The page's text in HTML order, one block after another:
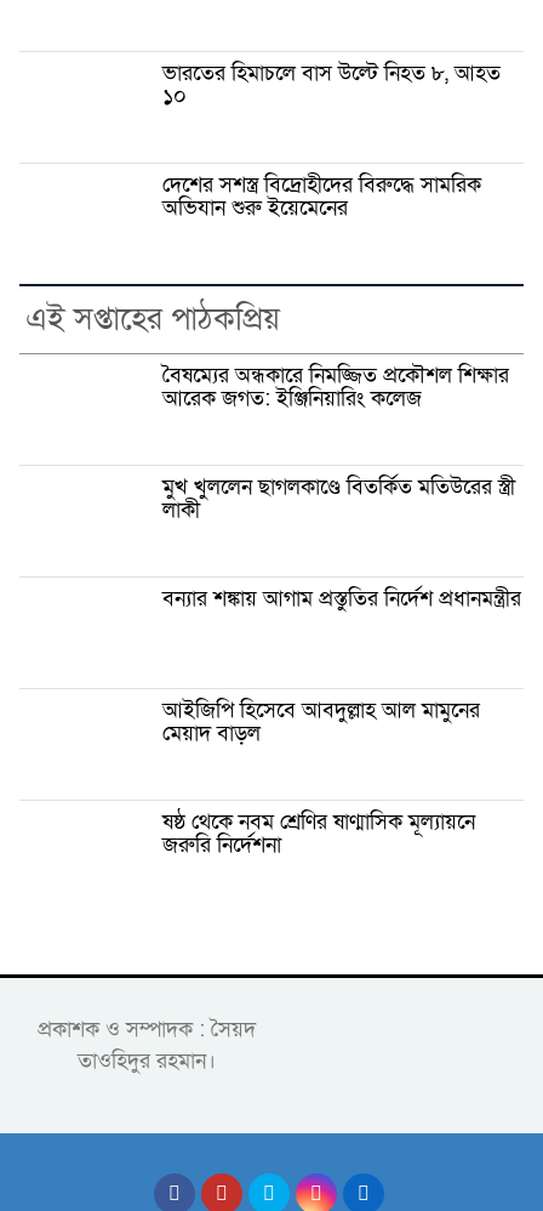
ভারতের হিমাচলে বাস উল্টে নিহত ৮, আহত
১০
দেশের সশস্ত্র বিদ্রোহীদের বিরুদ্ধে সামরিক
অভিযান শুরু ইয়েমেনের
এই সপ্তাহের পাঠকপ্রিয়
বৈষম্যের অন্ধকারে নিমজ্জিত প্রকৌশল শিক্ষার
আরেক জগত: ইঞ্জিনিয়ারিং কলেজ
মুখ খুললেন ছাগলকাণ্ডে বিতর্কিত মতিউরের স্ত্রী
লাকী
বন্যার শঙ্কায় আগাম প্রস্তুতির নির্দেশ প্রধানমন্ত্রীর
আইজিপি হিসেবে আবদুল্লাহ আল মামুনের
মেয়াদ বাড়ল
ষষ্ঠ থেকে নবম শ্রেণির ষাণ্মাসিক মূল্যায়নে
জরুরি নির্দেশনা
প্রকাশক ও সম্পাদক : সৈয়দ
তাওহিদুর রহমান।